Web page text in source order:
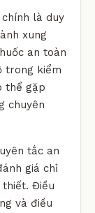
là duy
xung
an toàn
trong kiểm
thể gặp
chuyên
tắc an
giá chỉ
thiết. Điều
và điều